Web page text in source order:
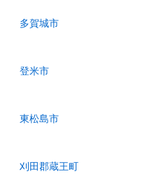
多賀城市
登米市
東松島市
刈田郡蔵王町